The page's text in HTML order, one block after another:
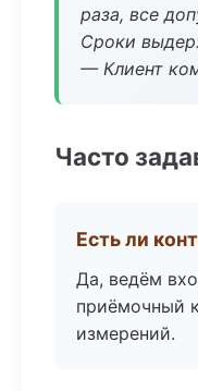
раза, все
Сроки
— Клиент
Часто
Есть ли
Да, ведём
приёмочный
измерений.